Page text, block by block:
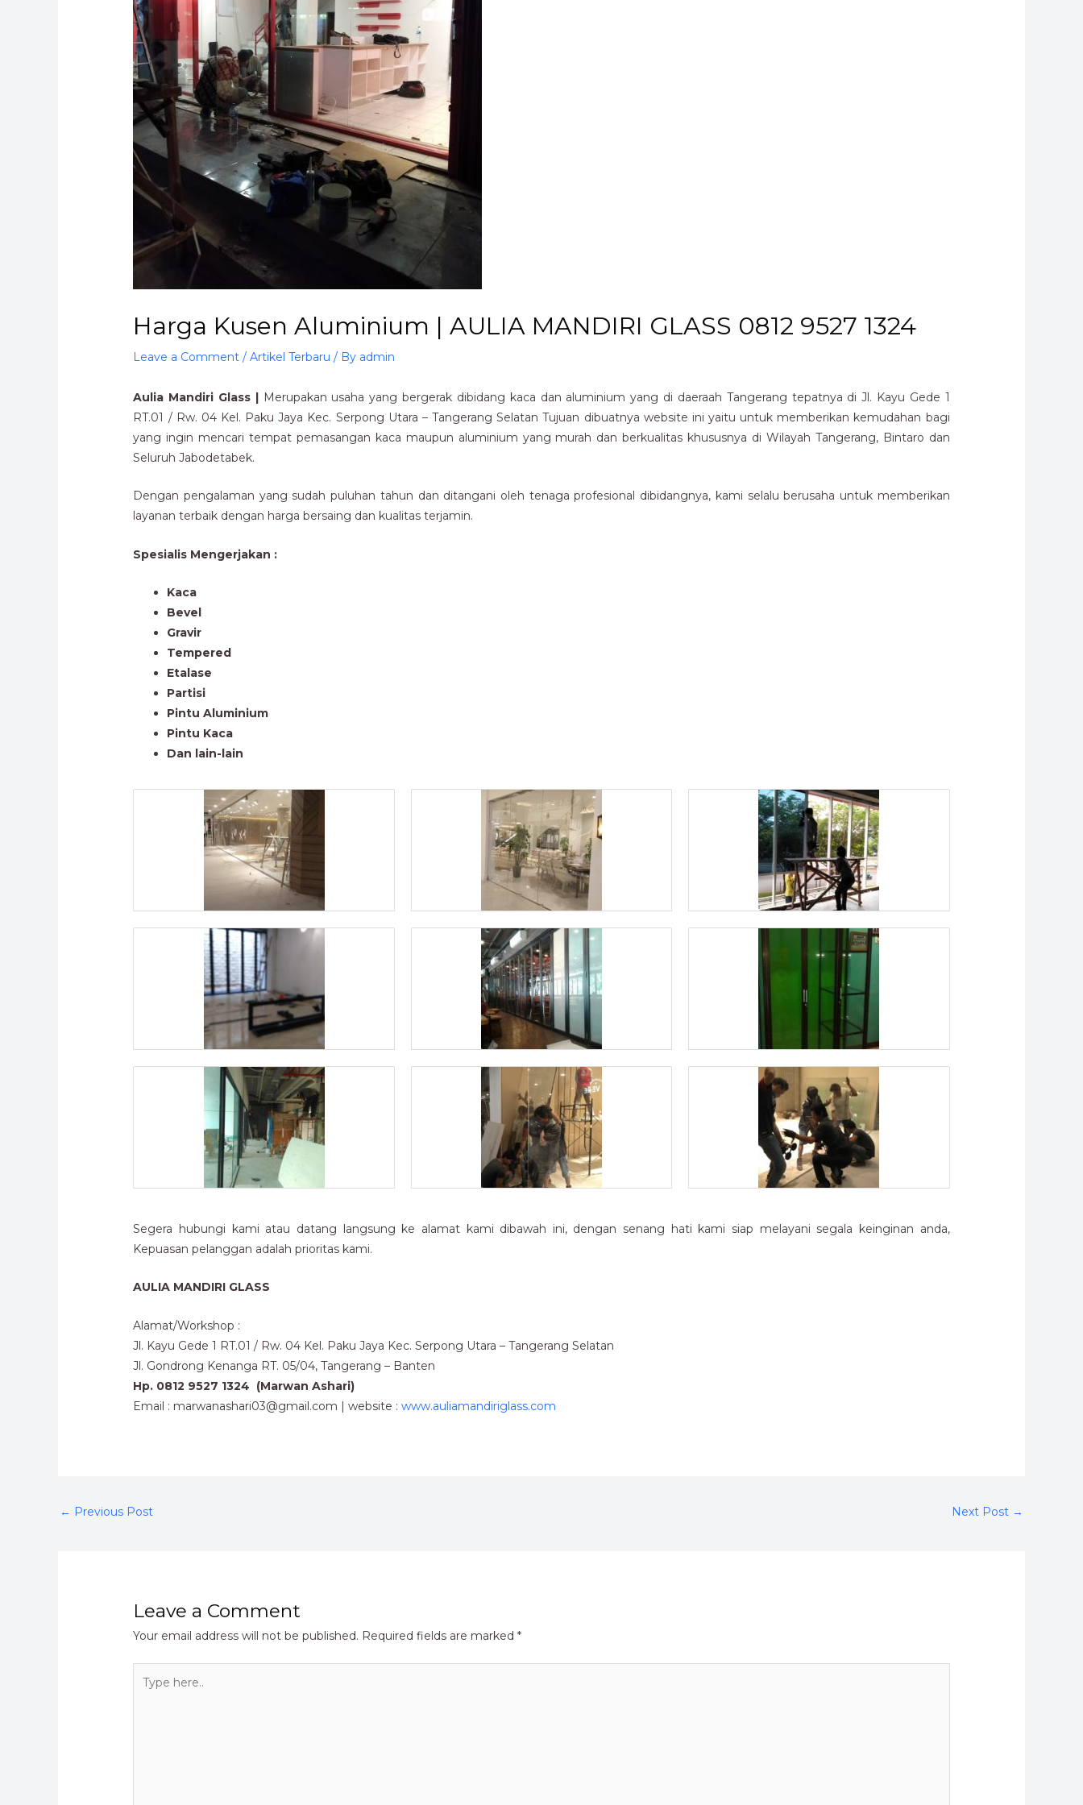
Harga Kusen Aluminium | AULIA MANDIRI GLASS 0812 9527 1324
Leave a Comment /Artikel Terbaru / By admin
Aulia Mandiri Glass |Merupakan usaha yang bergerak dibidang kaca dan aluminium yang di daeraah Tangerang tepatnya di Jl. Kayu Gede 1
RT.01 / Rw. 04 Kel. Paku Jaya Kec. Serpong Utara – Tangerang Selatan Tujuan dibuatnya website ini yaitu untuk memberikan kemudahan bagi
yang ingin mencari tempat pemasangan kaca maupun aluminium yang murah dan berkualitas khususnya di Wilayah Tangerang, Bintaro dan
Seluruh Jabodetabek.
Dengan pengalaman yang sudah puluhan tahun dan ditangani oleh tenaga profesional dibidangnya, kami selalu berusaha untuk memberikan
layanan terbaik dengan harga bersaing dan kualitas terjamin.
Spesialis Mengerjakan :
Kaca
Bevel
Gravir
Tempered
Etalase
Partisi
Pintu Aluminium
Pintu Kaca
Dan lain-lain
Segera hubungi kami atau datang langsung ke alamat kami dibawah ini, dengan senang hati kami siap melayani segala keinginan anda,
Kepuasan pelanggan adalah prioritas kami.
AULIA MANDIRI GLASS
Alamat/Workshop :
Jl. Kayu Gede 1 RT.01 / Rw. 04 Kel. Paku Jaya Kec. Serpong Utara – Tangerang Selatan
Jl. Gondrong Kenanga RT. 05/04, Tangerang – Banten
Hp. 0812 9527 1324 (Marwan Ashari)
Email : marwanashari03@gmail.com | website :www.auliamandiriglass.com
← Previous Post Next Post →
Leave a Comment
Your email address will not be published. Required fields are marked*
here..